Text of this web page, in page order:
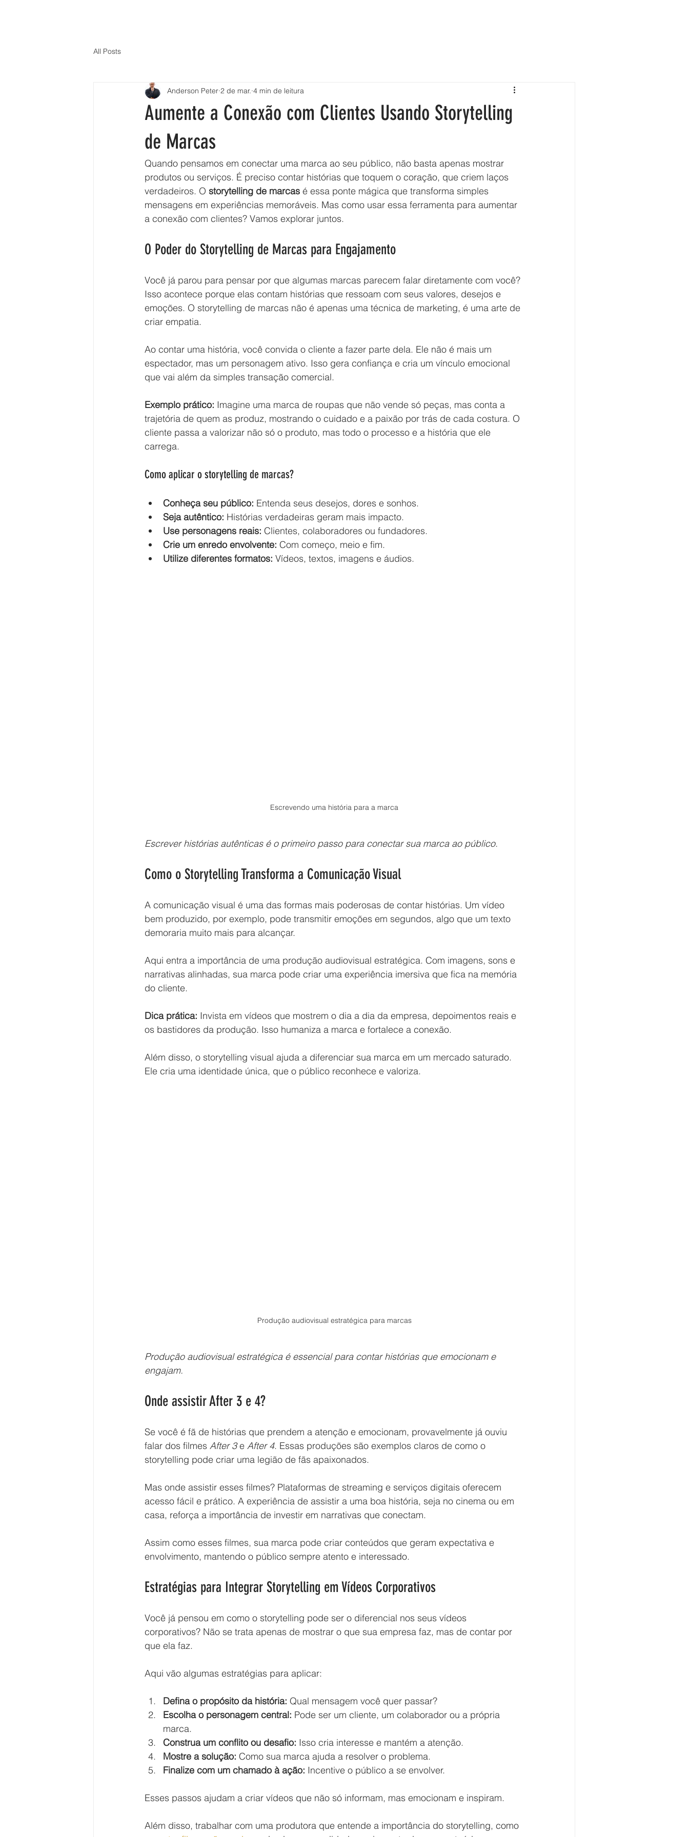
All Posts
Aumente a Conexão com Clientes Usando Storytelling
de Marcas
Anderson Peter 2 de mar. 4 min de leitura
Quando pensamos em conectar uma marca ao seu público, não basta apenas mostrar
produtos ou serviços. É preciso contar histórias que toquem o coração, que criem laços
verdadeiros. O storytelling de marcas é essa ponte mágica que transforma simples
mensagens em experiências memoráveis. Mas como usar essa ferramenta para aumentar
a conexão com clientes? Vamos explorar juntos.
O Poder do Storytelling de Marcas para Engajamento
Você já parou para pensar por que algumas marcas parecem falar diretamente com você?
Isso acontece porque elas contam histórias que ressoam com seus valores, desejos e
emoções. O storytelling de marcas não é apenas uma técnica de marketing, é uma arte de
criar empatia.
Ao contar uma história, você convida o cliente a fazer parte dela. Ele não é mais um
espectador, mas um personagem ativo. Isso gera confiança e cria um vínculo emocional
que vai além da simples transação comercial.
Exemplo prático: Imagine uma marca de roupas que não vende só peças, mas conta a
trajetória de quem as produz, mostrando o cuidado e a paixão por trás de cada costura. O
cliente passa a valorizar não só o produto, mas todo o processo e a história que ele
carrega.
Como aplicar o storytelling de marcas?
Conheça seu público: Entenda seus desejos, dores e sonhos.
Seja autêntico: Histórias verdadeiras geram mais impacto.
Use personagens reais: Clientes, colaboradores ou fundadores.
Crie um enredo envolvente: Com começo, meio e fim.
Utilize diferentes formatos: Vídeos, textos, imagens e áudios.
Escrevendo uma história para a marca
Escrever histórias autênticas é o primeiro passo para conectar sua marca ao público.
Como o Storytelling Transforma a Comunicação Visual
A comunicação visual é uma das formas mais poderosas de contar histórias. Um vídeo
bem produzido, por exemplo, pode transmitir emoções em segundos, algo que um texto
demoraria muito mais para alcançar.
Aqui entra a importância de uma produção audiovisual estratégica. Com imagens, sons e
narrativas alinhadas, sua marca pode criar uma experiência imersiva que fica na memória
do cliente.
Dica prática: Invista em vídeos que mostrem o dia a dia da empresa, depoimentos reais e
os bastidores da produção. Isso humaniza a marca e fortalece a conexão.
Além disso, o storytelling visual ajuda a diferenciar sua marca em um mercado saturado.
Ele cria uma identidade única, que o público reconhece e valoriza.
Produção audiovisual estratégica para marcas
Produção audiovisual estratégica é essencial para contar histórias que emocionam e
engajam.
Onde assistir After 3 e 4?
Se você é fã de histórias que prendem a atenção e emocionam, provavelmente já ouviu
falar dos filmes After 3 e After 4. Essas produções são exemplos claros de como o
storytelling pode criar uma legião de fãs apaixonados.
Mas onde assistir esses filmes? Plataformas de streaming e serviços digitais oferecem
acesso fácil e prático. A experiência de assistir a uma boa história, seja no cinema ou em
casa, reforça a importância de investir em narrativas que conectam.
Assim como esses filmes, sua marca pode criar conteúdos que geram expectativa e
envolvimento, mantendo o público sempre atento e interessado.
Estratégias para Integrar Storytelling em Vídeos Corporativos
Você já pensou em como o storytelling pode ser o diferencial nos seus vídeos
corporativos? Não se trata apenas de mostrar o que sua empresa faz, mas de contar por
que ela faz.
Aqui vão algumas estratégias para aplicar:
Defina o propósito da história: Qual mensagem você quer passar?
Escolha o personagem central: Pode ser um cliente, um colaborador ou a própria
marca.
Construa um conflito ou desafio: Isso cria interesse e mantém a atenção.
Mostre a solução: Como sua marca ajuda a resolver o problema.
Finalize com um chamado à ação: Incentive o público a se envolver.
Esses passos ajudam a criar vídeos que não só informam, mas emocionam e inspiram.
Além disso, trabalhar com uma produtora que entende a importância do storytelling, como